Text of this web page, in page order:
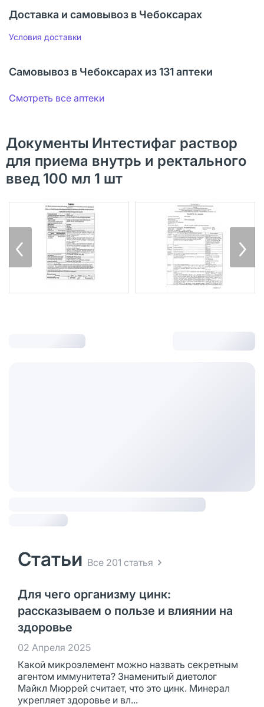
Доставка и самовывоз в Чебоксарах
Условия доставки
Самовывоз в Чебоксарах из 131 аптеки
Смотреть все аптеки
Документы Интестифаг раствор
для приема внутрь и ректального
введ 100 мл 1 шт
Статьи Все 201 статья
Для чего организму цинк:
рассказываем о пользе и влиянии на
здоровье
02 Апреля 2025
Какой микроэлемент можно назвать секретным
агентом иммунитета? Знаменитый диетолог
Майкл Мюррей считает, что это цинк. Минерал
укрепляет здоровье и вл...